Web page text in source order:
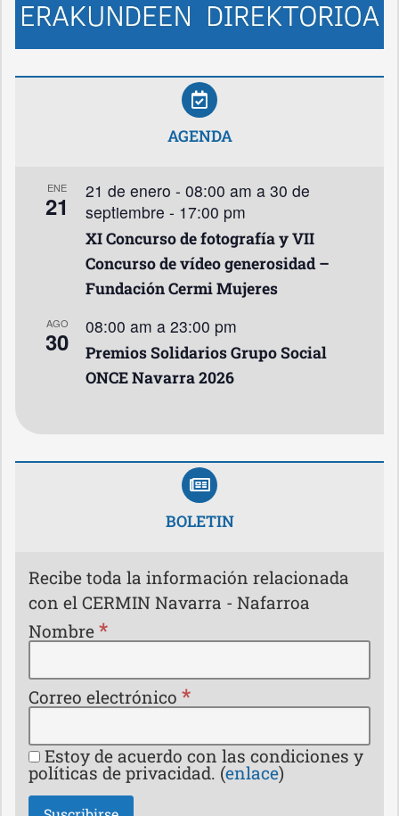
AGENDA
ENE
21
21 de enero - 08:00 am a 30 de
septiembre - 17:00 pm
XI Concurso de fotografía y VII
Concurso de vídeo generosidad –
Fundación Cermi Mujeres
AGO
30
08:00 am a 23:00 pm
Premios Solidarios Grupo Social
ONCE Navarra 2026
BOLETIN
Recibe toda la información relacionada
con el CERMIN Navarra - Nafarroa
Nombre *
Correo electrónico *
Estoy de acuerdo con las condiciones y
políticas de privacidad. (enlace)